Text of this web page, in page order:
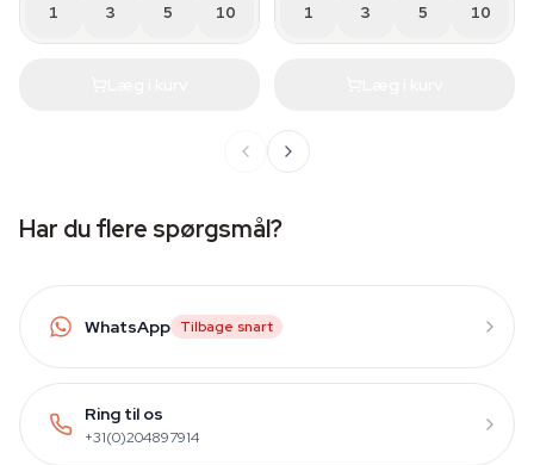
1 3 5 10 1 3 5 10
Har du flere spørgsmål?
WhatsApp Tilbage snart
Ring til os
+31(0)204897914